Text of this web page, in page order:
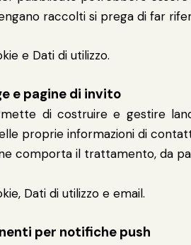
raccolti si prega di far
e Dati di utilizzo.
e pagine di invito
di costruire e gestire
proprie informazioni di
comporta il trattamento, da
Dati di utilizzo e email.
per notifiche push